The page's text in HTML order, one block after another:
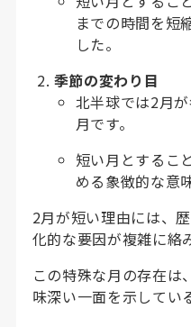
までの時間を短
した。
季節の変わり目
北半球では2月
月です。
短い月とするこ
める象徴的な意
2月が短い理由には、
化的な要因が複雑に絡
この特殊な月の存在は
味深い一面を示してい